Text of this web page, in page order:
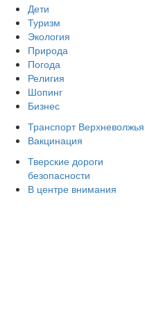
Дети
Туризм
Экология
Природа
Погода
Религия
Шопинг
Бизнес
Транспорт Верхневолжья
Вакцинация
Тверские дороги
безопасности
В центре внимания